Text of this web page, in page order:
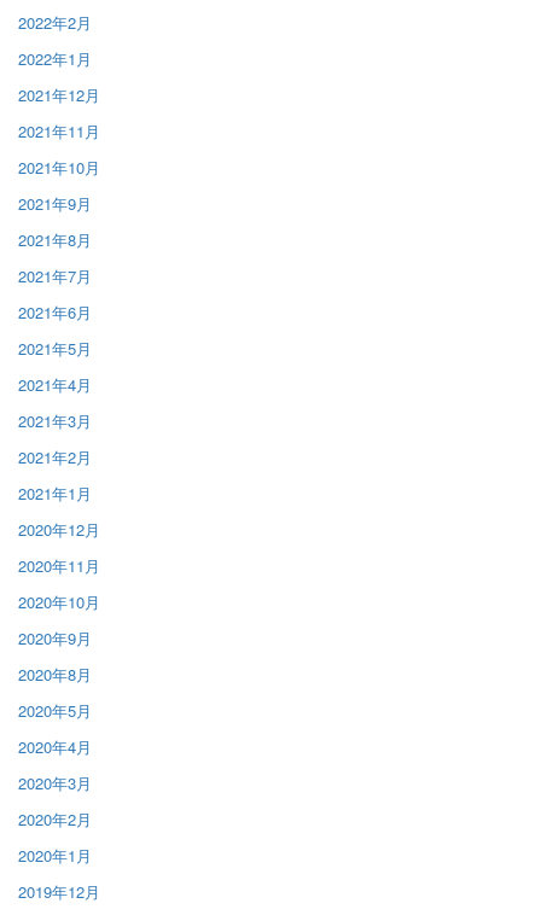
2022年2月
2022年1月
2021年12月
2021年11月
2021年10月
2021年9月
2021年8月
2021年7月
2021年6月
2021年5月
2021年4月
2021年3月
2021年2月
2021年1月
2020年12月
2020年11月
2020年10月
2020年9月
2020年8月
2020年5月
2020年4月
2020年3月
2020年2月
2020年1月
2019年12月